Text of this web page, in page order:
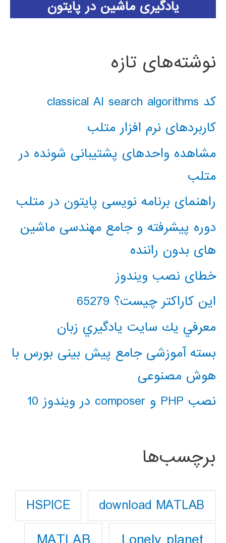
یادگیری ماشین در پایتون
نوشته‌های تازه
کد classical AI search algorithms
کاربردهای نرم افزار متلب
مشاهده واحدهای پشتیبانی شونده در
متلب
راهنمای برنامه نویسی پایتون در متلب
دوره پیشرفته و جامع مهندسی ماشین
های بدون راننده
خطای نصب ویندوز
این کاراکتر چیست؟ 65279
معرفي يك سايت يادگيري زبان
بسته آموزشی جامع پیش بینی بورس با
هوش مصنوعی
نصب PHP و composer در ویندوز 10
برچسب‌ها
download MATLAB
HSPICE